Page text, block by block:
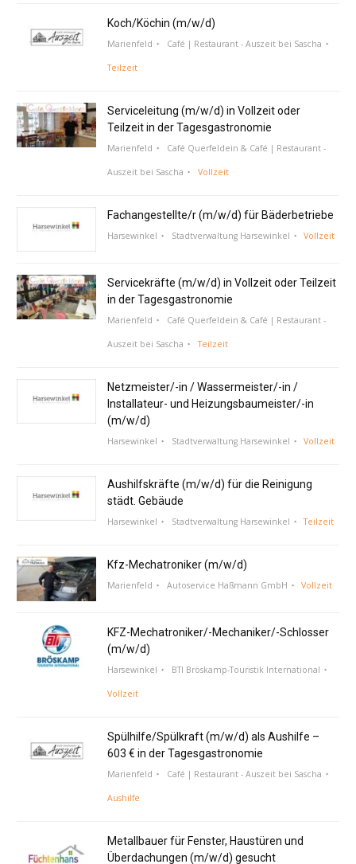
Koch/Köchin (m/w/d)
Marienfeld Café | Restaurant - Auszeit bei Sascha
Teilzeit
Serviceleitung (m/w/d) in Vollzeit oder
Teilzeit in der Tagesgastronomie
Marienfeld Café Querfeldein & Café | Restaurant -
Auszeit bei Sascha Vollzeit
Fachangestellte/r (m/w/d) für Bäderbetriebe
Harsewinkel Stadtverwaltung Harsewinkel Vollzeit
Servicekräfte (m/w/d) in Vollzeit oder Teilzeit
in der Tagesgastronomie
Marienfeld Café Querfeldein & Café | Restaurant -
Auszeit bei Sascha Teilzeit
Netzmeister/-in / Wassermeister/-in /
Installateur- und Heizungsbaumeister/-in
(m/w/d)
Harsewinkel Stadtverwaltung Harsewinkel Vollzeit
Aushilfskräfte (m/w/d) für die Reinigung
städt. Gebäude
Harsewinkel Stadtverwaltung Harsewinkel Teilzeit
Kfz-Mechatroniker (m/w/d)
Marienfeld Autoservice Haßmann GmbH Vollzeit
KFZ-Mechatroniker/-Mechaniker/-Schlosser
(m/w/d)
Harsewinkel BTI Bröskamp-Touristik International
Vollzeit
Spülhilfe/Spülkraft (m/w/d) als Aushilfe –
603 € in der Tagesgastronomie
Marienfeld Café | Restaurant - Auszeit bei Sascha
Aushilfe
Metallbauer für Fenster, Haustüren und
Überdachungen (m/w/d) gesucht